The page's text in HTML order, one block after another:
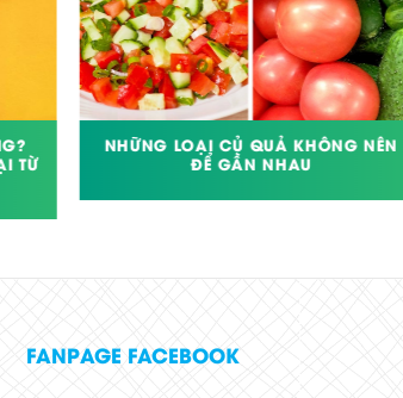
TỪ
NHỮNG LOẠI CỦ QUẢ KHÔNG NÊN
ĐỂ GẦN NHAU
FANPAGE FACEBOOK